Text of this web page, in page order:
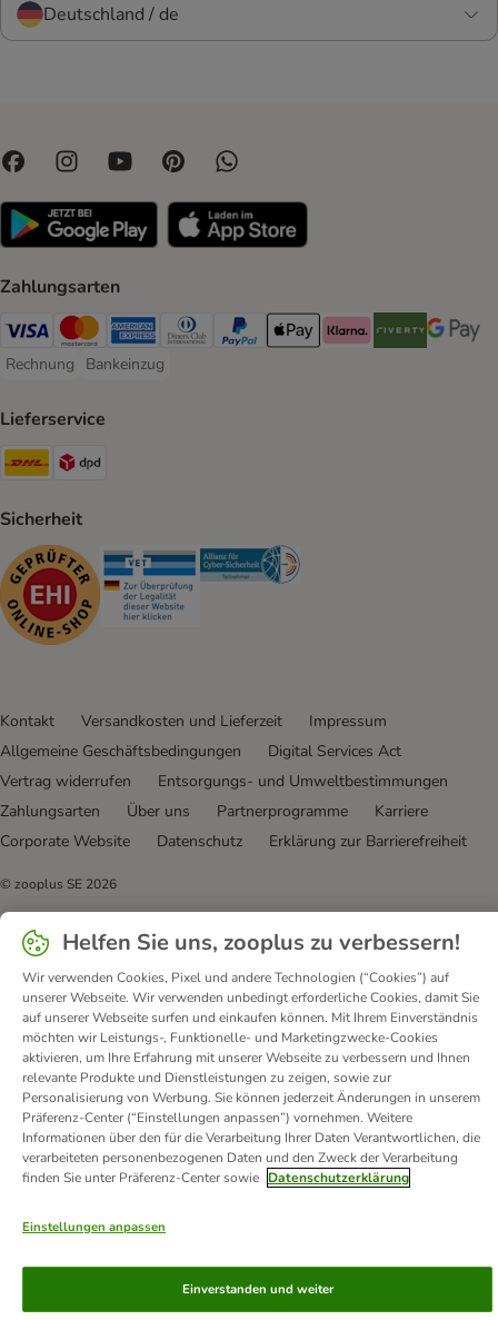
Deutschland / de
Zahlungsarten
Visa Payment Method
Mastercard Payment Method
American Express Payment Method
Diners Club Payment Method
PayPal Payment Method
Apple Pay Payment Method
Klarna Payment Method
Riverty Payment
Google
Rechnung
Rechnung Payment Method
Bankeinzug
Bankeinzug Payment Method
Lieferservice
DHL Shipping Method
Sicherheit
Security Security
Kontakt Versandkosten und Lieferzeit
Impressum
Allgemeine Geschäftsbedingungen
Digital Services Act
Vertrag widerrufen
Entsorgungs- und Umweltbestimmungen
Zahlungsarten
Über uns Partnerprogramme
Karriere
Corporate Website
Datenschutz Erklärung zur Barrierefreiheit
© zooplus SE 2026
Helfen Sie uns, zooplus zu verbessern!
Wir verwenden Cookies, Pixel und andere Technologien (“Cookies”) auf
unserer Webseite. Wir verwenden unbedingt erforderliche Cookies, damit Sie
auf unserer Webseite surfen und einkaufen können. Mit Ihrem Einverständnis
möchten wir Leistungs-, Funktionelle- und Marketingzwecke-Cookies
aktivieren, um Ihre Erfahrung mit unserer Webseite zu verbessern und Ihnen
relevante Produkte und Dienstleistungen zu zeigen, sowie zur
Personalisierung von Werbung. Sie können jederzeit Änderungen in unserem
Präferenz-Center (“Einstellungen anpassen”) vornehmen. Weitere
Informationen über den für die Verarbeitung Ihrer Daten Verantwortlichen, die
verarbeiteten personenbezogenen Daten und den Zweck der Verarbeitung
finden Sie unter Präferenz-Center sowie Datenschutzerklärung
Einstellungen anpassen
Einverstanden und weiter